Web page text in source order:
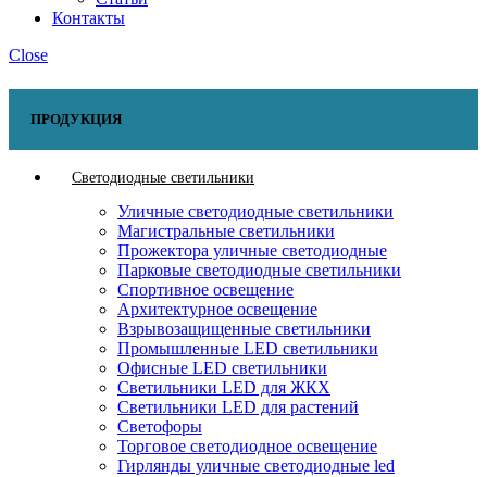
Контакты
Close
ПРОДУКЦИЯ
Светодиодные светильники
Уличные светодиодные светильники
Магистральные светильники
Прожектора уличные светодиодные
Парковые светодиодные светильники
Спортивное освещение
Архитектурное освещение
Взрывозащищенные светильники
Промышленные LED светильники
Офисные LED светильники
Cветильники LED для ЖКХ
Светильники LED для растений
Светофоры
Торговое светодиодное освещение
Гирлянды уличные светодиодные led